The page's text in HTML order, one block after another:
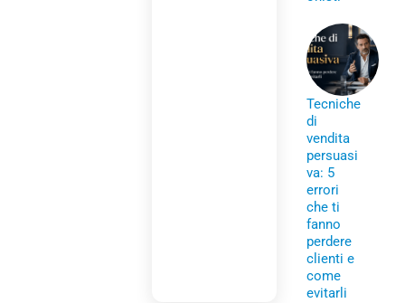
Tecniche
di
vendita
persuasi
va: 5
errori
che ti
fanno
perdere
clienti e
come
evitarli